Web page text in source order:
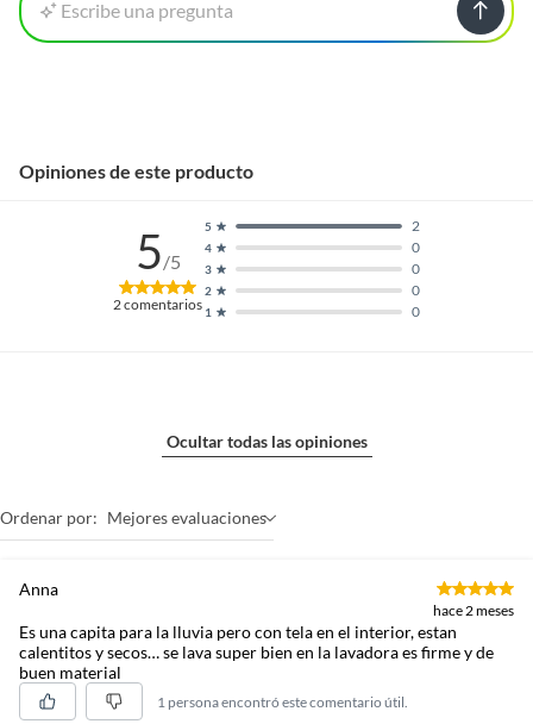
Escribe una pregunta
Opiniones de este producto
5/5
2comentarios 1 0
2 0
3 0
4 0
5 2
Ocultar todas las opiniones
Ordenar por: Mejores evaluaciones
Anna
hace 2 meses
Es una capita para la lluvia pero con tela en el interior, estan
calentitos y secos… se lava super bien en la lavadora es firme y de
buen material
1 persona encontró este comentario útil.